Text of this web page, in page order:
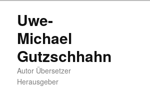
primären
springen
Uwe-
Michael
Gutzschhahn
Autor Übersetzer
Herausgeber